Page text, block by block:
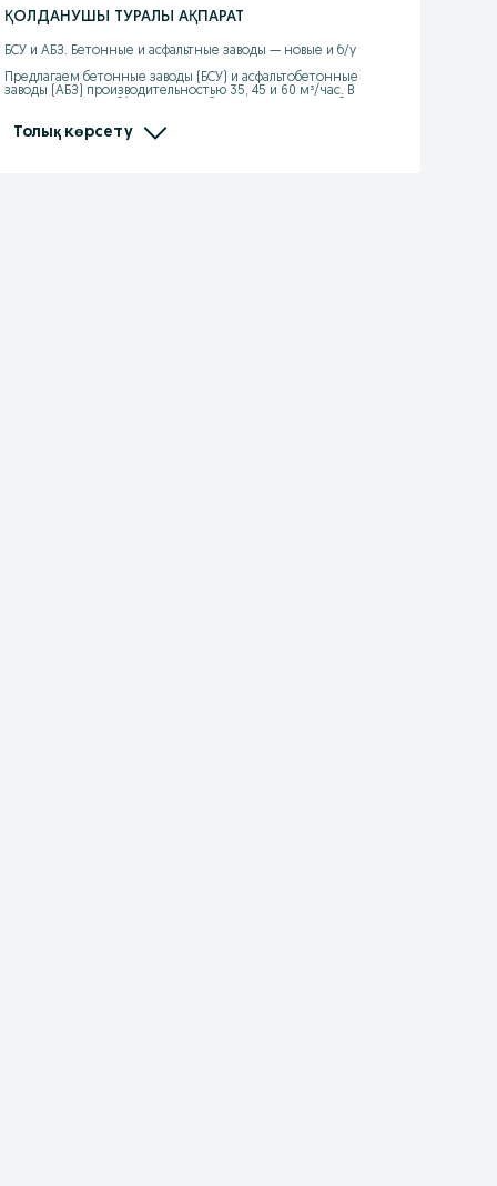
ҚОЛДАНУШЫ ТУРАЛЫ АҚПАРАТ
БСУ и АБЗ. Бетонные и асфальтные заводы — новые и б/у
Предлагаем бетонные заводы (БСУ) и асфальтобетонные
заводы (АБЗ) производительностью 35, 45 и 60 м³/час. В
Выполняем монтаж, демонтаж и пуско-наладочные работы,
Толық көрсету